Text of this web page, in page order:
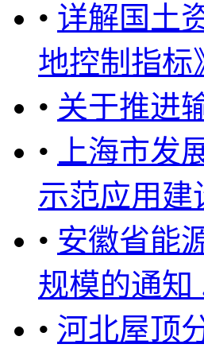
• 详解国土
地控制指标
• 关于推进
•
上海市发
示范应用建
• 安徽省能
规模的通知
• 河北屋顶